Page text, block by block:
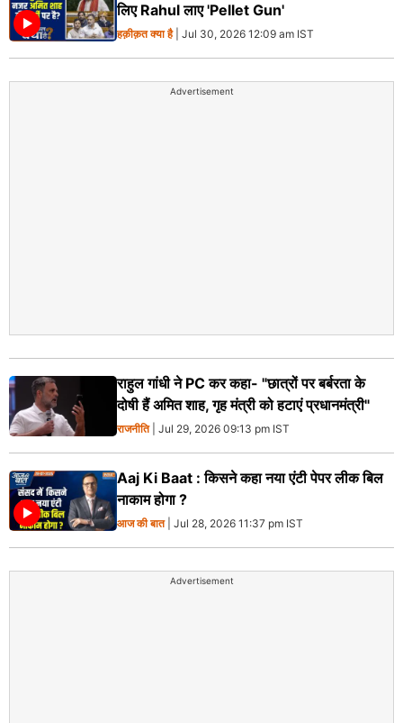
लिए Rahul लाए 'Pellet Gun'
हक़ीक़त क्या है| Jul 30, 2026 12:09 am IST
Advertisement
राहुल गांधी ने PC कर कहा- "छात्रों पर बर्बरता के
दोषी हैं अमित शाह, गृह मंत्री को हटाएं प्रधानमंत्री"
राजनीति| Jul 29, 2026 09:13 pm IST
Aaj Ki Baat : किसने कहा नया एंटी पेपर लीक बिल
नाकाम होगा ?
आज की बात| Jul 28, 2026 11:37 pm IST
Advertisement